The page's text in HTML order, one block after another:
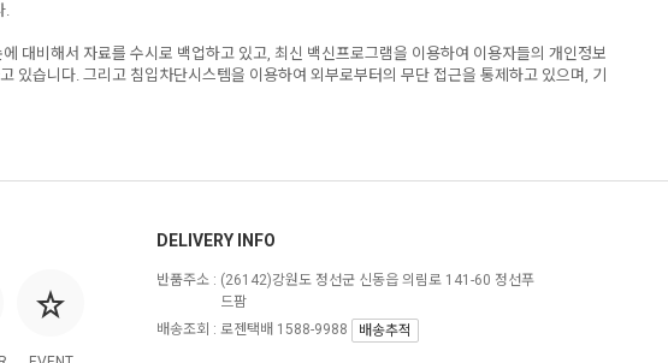
.
대비해서 자료를 수시로 백업하고 있고, 최신 백신프로그램을 이용하여 이용자들의 개인정보
습니다. 그리고 침입차단시스템을 이용하여 외부로부터의 무단 접근을 통제하고 있으며, 기
DELIVERY INFO
반품주소 : (26142)강원도 정선군 신동읍 의림로 141-60 정선푸
드팜
배송조회 : 로젠택배 1588-9988
배송추적